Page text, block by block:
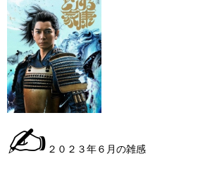
✍ ２０２３年６月の雑感